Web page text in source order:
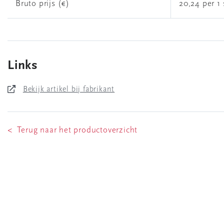
Bruto prijs (€) 20,24 per 1
Links
Bekijk artikel bij fabrikant
< Terug naar het productoverzicht